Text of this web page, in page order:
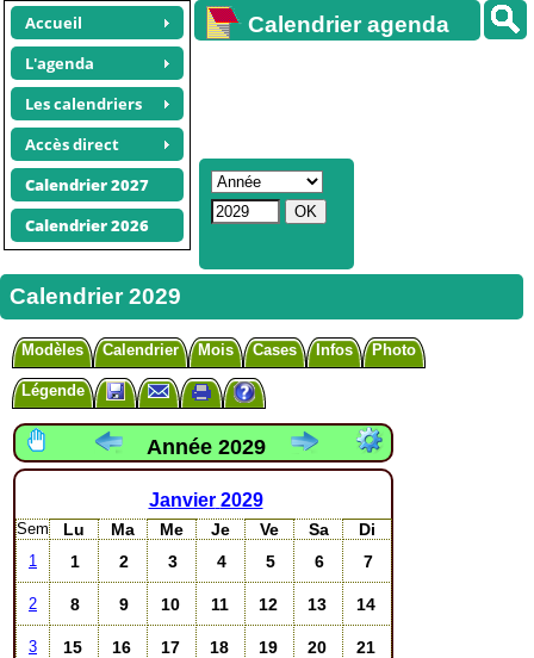
Accueil
L'agenda
Les calendriers
Accès direct
Calendrier 2027
Calendrier 2026
Calendrier agenda
Calendrier 2029
Modèles Calendrier Mois Cases Infos Photo
Légende
Année 2029
Janvier 2029
Sem Lu Ma Me Je Ve Sa Di
1 1 2 3 4 5 6 7
2 8 9 10 11 12 13 14
3 15 16 17 18 19 20 21